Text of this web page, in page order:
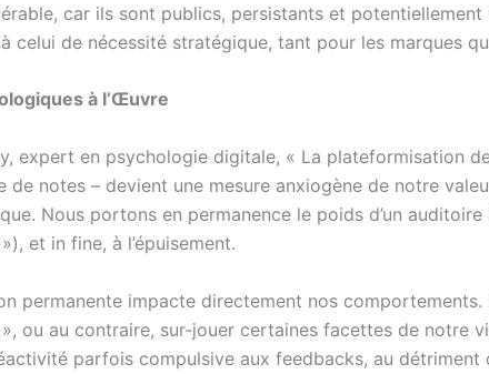
car ils sont publics, persistants et potentiellement
celui de nécessité stratégique, tant pour les marques
à l’Œuvre
expert en psychologie digitale, « La plateformisation
de notes – devient une mesure anxiogène de notre
Nous portons en permanence le poids d’un auditoire
et in fine, à l’épuisement.
permanente impacte directement nos
ou au contraire, sur-jouer certaines facettes de notre
parfois compulsive aux feedbacks, au détriment